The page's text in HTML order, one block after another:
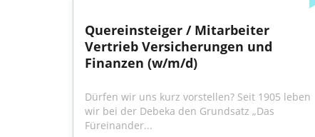
Quereinsteiger / Mitarbeiter
Vertrieb Versicherungen und
Finanzen (w/m/d)
Dürfen wir uns kurz vorstellen? Seit 1905 leben
wir bei der Debeka den Grundsatz „Das
Füreinander...